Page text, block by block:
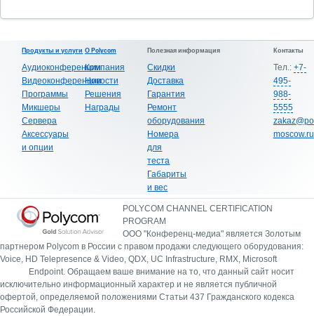
Продукты и услуги
Аудиоконференции
Видеоконференции
Программы
Микшеры
Сервера
Аксессуары
и опции
О Polycom
Компания
Новости
Решения
Награды
Полезная информация
Скидки
Доставка
Гарантия
Ремонт
оборудования
Номера
для
теста
Габариты
и вес
Контакты
Тел.: +7-
495-
988-
5555
moscow.ru
POLYCOM CHANNEL CERTIFICATION
PROGRAM
ООО "Конференц-медиа" является Золотым
партнером Polycom в России с правом продажи следующего оборудования:
Voice, HD Telepresence & Video, QDX, UC Infrastructure, RMX, Microsoft
Endpoint. Обращаем ваше внимание на то, что данный сайт носит
исключительно информационный характер и не является публичной
офертой, определяемой положениями Статьи 437 Гражданского кодекса
Российской Федерации.